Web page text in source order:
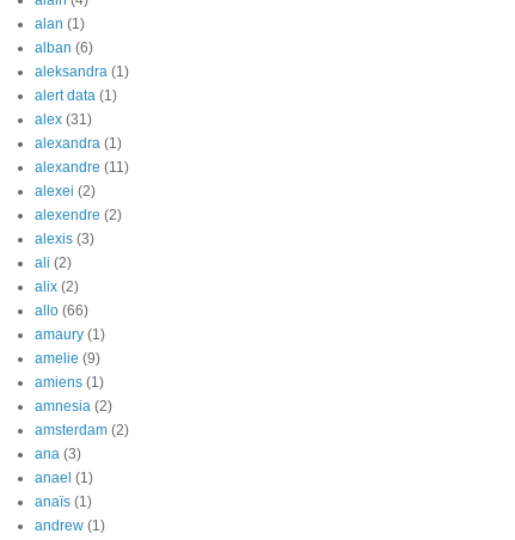
alan (1)
alban (6)
aleksandra (1)
alert data (1)
alex (31)
alexandra (1)
alexandre (11)
alexei (2)
alexendre (2)
alexis (3)
ali (2)
alix (2)
allo (66)
amaury (1)
amelie (9)
amiens (1)
amnesia (2)
amsterdam (2)
ana (3)
anael (1)
anaïs (1)
andrew (1)